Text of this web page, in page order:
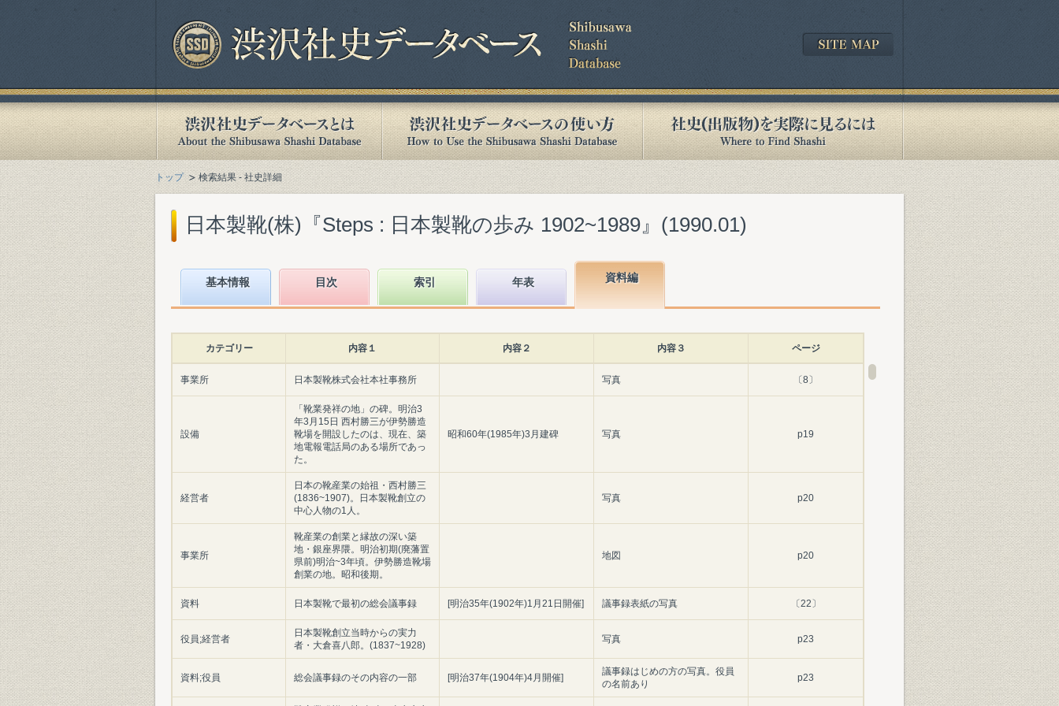
トップ 検索結果 - 社史詳細
日本製靴(株)『Steps : 日本製靴の歩み 1902~1989』(1990.01)
基本情報 目次 索引 年表 資料編
カテゴリー 内容１ 内容２ 内容３ ページ
事業所 日本製靴株式会社本社事務所 写真 〔8〕
設備
「靴業発祥の地」の碑。明治3
年3月15日 西村勝三が伊勢勝造
靴場を開設したのは、現在、築
地電報電話局のある場所であっ
た。
昭和60年(1985年)3月建碑 写真 p19
経営者
日本の靴産業の始祖・西村勝三
(1836~1907)。日本製靴創立の
中心人物の1人。
写真 p20
事業所
靴産業の創業と縁故の深い築
地・銀座界隈。明治初期(廃藩置
県前)明治~3年頃。伊勢勝造靴場
創業の地。昭和後期。
地図 p20
資料 日本製靴で最初の総会議事録 [明治35年(1902年)1月21日開催] 議事録表紙の写真 〔22〕
役員;経営者
日本製靴創立当時からの実力
者・大倉喜八郎。(1837~1928)
写真 p23
資料;役員 総会議事録のその内容の一部 [明治37年(1904年)4月開催]
議事録はじめの方の写真。役員
の名前あり
p23